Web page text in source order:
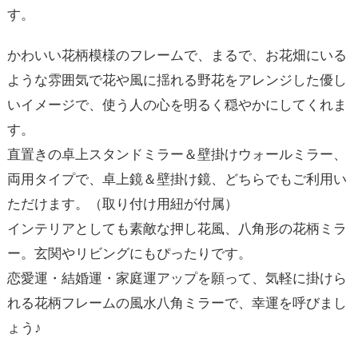
す。
かわいい花柄模様のフレームで、まるで、お花畑にいる
ような雰囲気で花や風に揺れる野花をアレンジした優し
いイメージで、使う人の心を明るく穏やかにしてくれま
す。
直置きの卓上スタンドミラー＆壁掛けウォールミラー、
両用タイプで、卓上鏡＆壁掛け鏡、どちらでもご利用い
ただけます。（取り付け用紐が付属）
インテリアとしても素敵な押し花風、八角形の花柄ミラ
ー。玄関やリビングにもぴったりです。
恋愛運・結婚運・家庭運アップを願って、気軽に掛けら
れる花柄フレームの風水八角ミラーで、幸運を呼びまし
ょう♪